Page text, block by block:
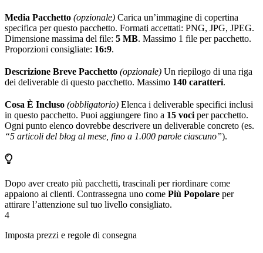
Media Pacchetto (opzionale) Carica un’immagine di copertina
specifica per questo pacchetto. Formati accettati: PNG, JPG, JPEG.
Dimensione massima del file: 5 MB. Massimo 1 file per pacchetto.
Proporzioni consigliate: 16:9.
Descrizione Breve Pacchetto (opzionale) Un riepilogo di una riga
dei deliverable di questo pacchetto. Massimo 140 caratteri.
Cosa È Incluso (obbligatorio) Elenca i deliverable specifici inclusi
in questo pacchetto. Puoi aggiungere fino a 15 voci per pacchetto.
Ogni punto elenco dovrebbe descrivere un deliverable concreto (es.
“5 articoli del blog al mese, fino a 1.000 parole ciascuno”).
Dopo aver creato più pacchetti, trascinali per riordinare come
appaiono ai clienti. Contrassegna uno come Più Popolare per
attirare l’attenzione sul tuo livello consigliato.
4
Imposta prezzi e regole di consegna